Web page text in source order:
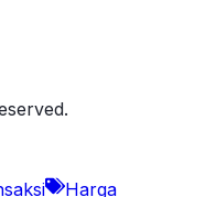
Harga